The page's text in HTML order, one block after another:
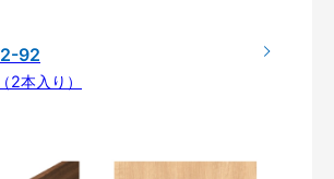
92
本入り）